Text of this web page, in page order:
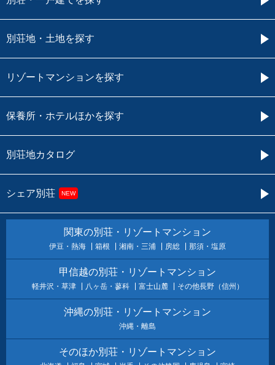
別荘地・土地を探す
リゾートマンションを探す
保養所・ホテルほかを探す
別荘地カタログ
シェア別荘 NEW
関東の別荘・リゾートマンション
伊豆・熱海 箱根 湘南・三浦 房総 那須・塩原
甲信越の別荘・リゾートマンション
軽井沢・草津 八ヶ岳・蓼科 富士山麓 その他長野（信州）
沖縄の別荘・リゾートマンション
沖縄・離島
そのほか別荘・リゾートマンション